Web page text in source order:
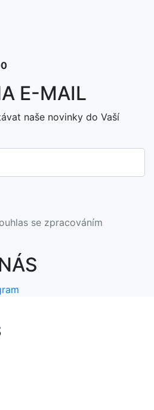
E-MAIL
naše novinky do Vaší
se zpracováním